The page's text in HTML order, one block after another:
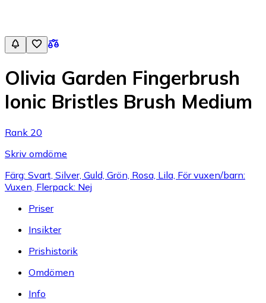
Olivia Garden Fingerbrush
Ionic Bristles Brush Medium
Rank 20
Skriv omdöme
Färg: Svart, Silver, Guld, Grön, Rosa, Lila, För vuxen/barn:
Vuxen, Flerpack: Nej
Priser
Insikter
Prishistorik
Omdömen
Info